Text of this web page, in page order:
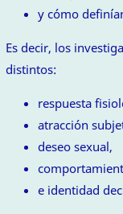
y cómo
Es decir, los
distintos:
respuesta
atracción
deseo sexual,
e identidad